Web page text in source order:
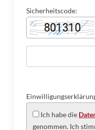
Sicherheitscode:
Ich habe die
genommen. Ich